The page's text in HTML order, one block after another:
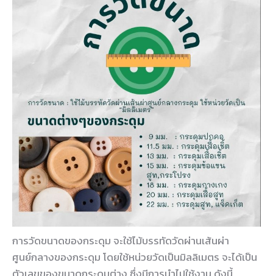
การวัดขนาดของกระดุม จะใช้ไม้บรรทัดวัดผ่านเส้นผ่า
ศูนย์กลางของกระดุม โดยใช้หน่วยวัดเป็นมิลลิเมตร จะได้เป็น